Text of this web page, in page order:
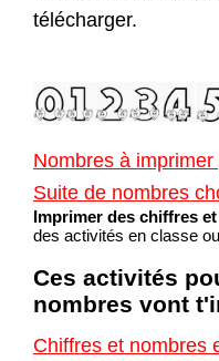
télécharger.
Nombres à
Suite de nombres
Imprimer des chiffres
des activités en classe
Ces activités
nombres vont
Chiffres et nombres